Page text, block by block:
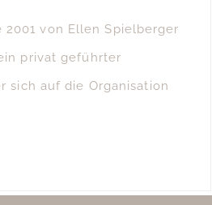
2001 von Ellen Spielberger
privat geführter
sich auf die Organisation